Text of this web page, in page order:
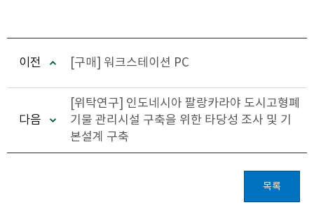
이전 [구매] 워크스테이션 PC
다음
[위탁연구] 인도네시아 팔랑카라야 도시고형폐
기물 관리시설 구축을 위한 타당성 조사 및 기
본설계 구축
목록